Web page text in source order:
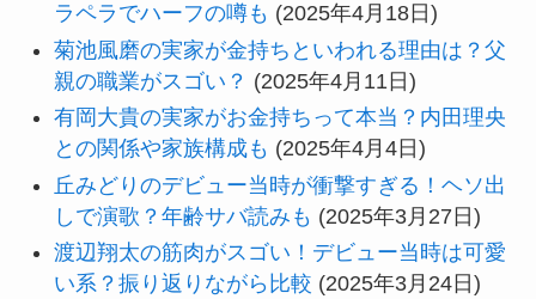
ラペラでハーフの噂も (2025年4月18日)
菊池風磨の実家が金持ちといわれる理由は？父
親の職業がスゴい？ (2025年4月11日)
有岡大貴の実家がお金持ちって本当？内田理央
との関係や家族構成も (2025年4月4日)
丘みどりのデビュー当時が衝撃すぎる！ヘソ出
しで演歌？年齢サバ読みも (2025年3月27日)
渡辺翔太の筋肉がスゴい！デビュー当時は可愛
い系？振り返りながら比較 (2025年3月24日)